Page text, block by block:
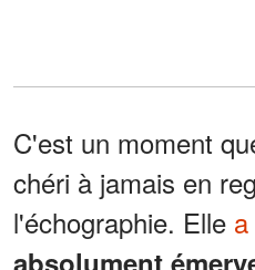
C'est un moment
chéri à jamais en
l'échographie. Elle
absolument